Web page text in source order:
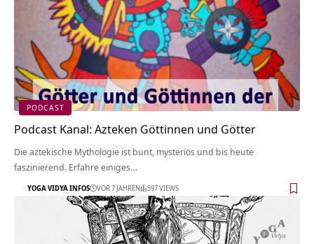
PODCAST
Podcast Kanal: Azteken Göttinnen und Götter
Die aztekische Mythologie ist bunt, mysteriös und bis heute
faszinierend. Erfahre einiges…
YOGA VIDYA INFOS VOR 7 JAHREN 597 VIEWS